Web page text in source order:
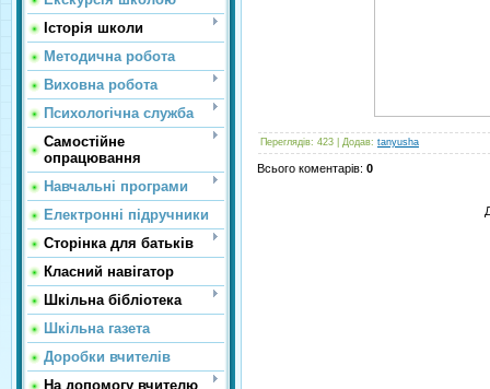
Історія школи
Методична робота
Виховна робота
Психологічна служба
Самостійне
опрацювання
Навчальні програми
Електронні підручники
Сторінка для батьків
Класний навігатор
Шкільна бібліотека
Шкільна газета
Доробки вчителів
На допомогу вчителю
Переглядів: 423 | Додав: tanyusha
Всього коментарів: 0